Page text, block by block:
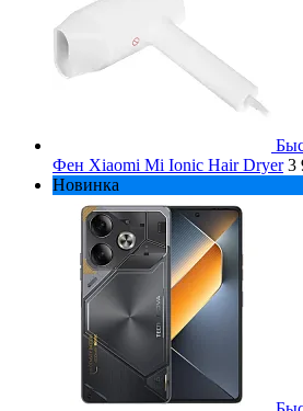
Фен Xiaomi Mi Ionic Hair Dryer 3
Новинка